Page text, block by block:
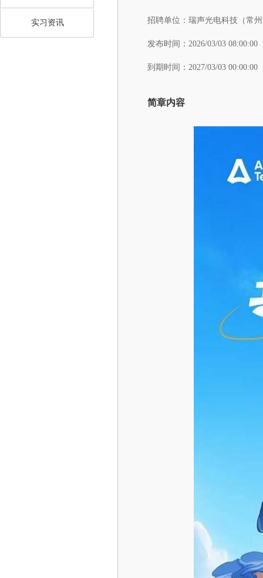
实习资讯 招聘单位： 瑞声光电科技（常
发布时间： 2026/03/03 08:00:00
到期时间： 2027/03/03 00:00:00
简章内容